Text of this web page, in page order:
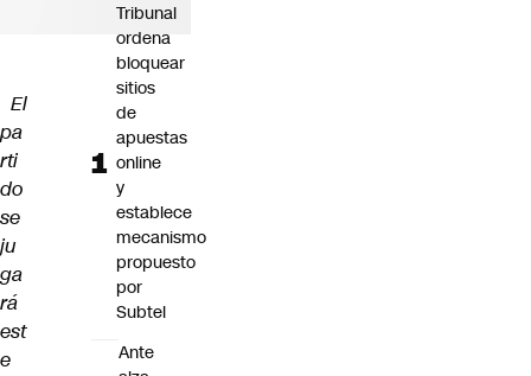
El
pa
rti
do
se
ju
ga
rá
est
e
Tribunal
ordena
bloquear
sitios
de
apuestas
online
y
establece
mecanismo
propuesto
por
Subtel
Ante